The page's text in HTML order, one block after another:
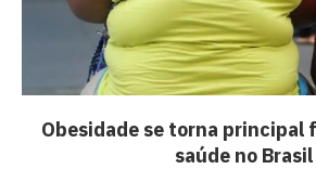
Obesidade se torna principal
saúde no Brasil